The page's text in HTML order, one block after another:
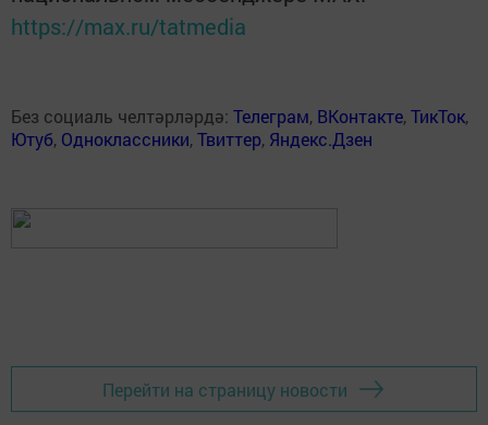
https://max.ru/tatmedia
Без социаль челтәрләрдә: Телеграм, ВКонтакте,ТикТок,
Ютуб, Одноклассники,Твиттер, Яндекс.Дзен
Перейти на страницу новости